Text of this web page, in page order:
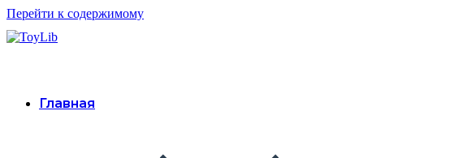
Перейти к содержимому
Главная